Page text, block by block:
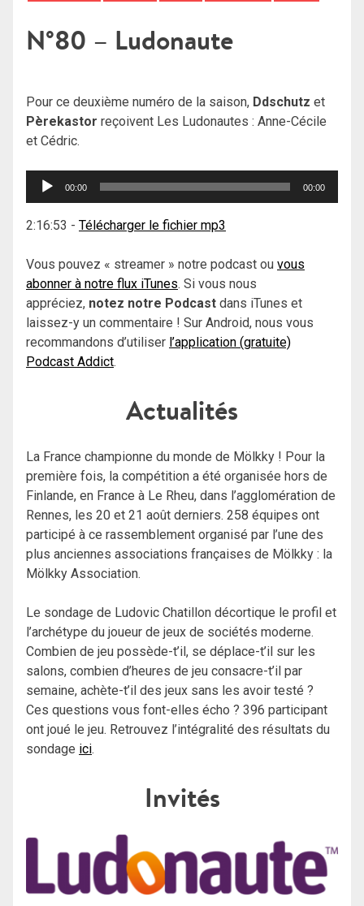
N°80 – Ludonaute
Pour ce deuxième numéro de la saison, Ddschutz et
Pèrekastor reçoivent Les Ludonautes : Anne-Cécile
et Cédric.
Lecteur
00:00 00:00
2:16:53 - Télécharger le fichier mp3
Vous pouvez « streamer » notre podcast ou vous
abonner à notre flux iTunes. Si vous nous
appréciez, notez notre Podcast dans iTunes et
laissez-y un commentaire ! Sur Android, nous vous
recommandons d’utiliser l’application (gratuite)
Podcast Addict.
Actualités
La France championne du monde de Mölkky ! Pour la
première fois, la compétition a été organisée hors de
Finlande, en France à Le Rheu, dans l’agglomération de
Rennes, les 20 et 21 août derniers. 258 équipes ont
participé à ce rassemblement organisé par l’une des
plus anciennes associations françaises de Mölkky : la
Mölkky Association.
Le sondage de Ludovic Chatillon décortique le profil et
l’archétype du joueur de jeux de sociétés moderne.
Combien de jeu possède-t’il, se déplace-t’il sur les
salons, combien d’heures de jeu consacre-t’il par
semaine, achète-t’il des jeux sans les avoir testé ?
Ces questions vous font-elles écho ? 396 participant
ont joué le jeu. Retrouvez l’intégralité des résultats du
sondage ici.
Invités